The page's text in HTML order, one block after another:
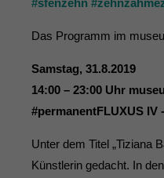
Das Programm im
Samstag, 31.8.2019
14:00 – 23:00 Uhr
#permanentFLUXUS
Unter dem Titel „Tiziana
Künstlerin gedacht. In